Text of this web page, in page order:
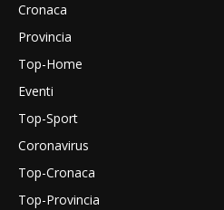
Cronaca
Provincia
Top-Home
Eventi
Top-Sport
Coronavirus
Top-Cronaca
Top-Provincia